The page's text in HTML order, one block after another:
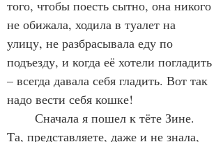
того, чтобы поесть сытно, она никого
не обижала, ходила в туалет на
улицу, не разбрасывала еду по
подъезду, и когда её хотели погладить
– всегда давала себя гладить. Вот так
надо вести себя кошке!
Та, представляете, даже и не знала,